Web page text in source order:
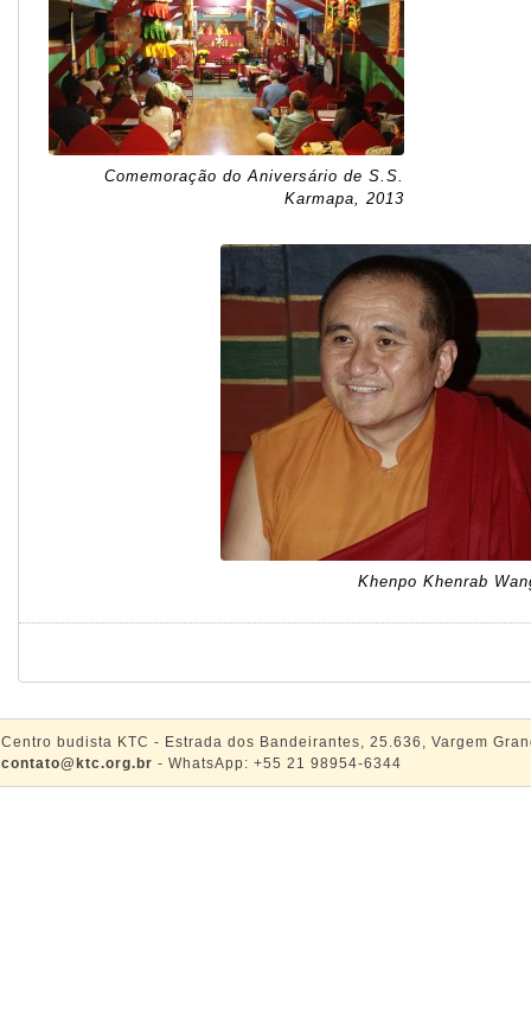
Comemoração do Aniversário de S.S.
Karmapa, 2013
Khenpo Khenrab
Centro budista KTC - Estrada dos Bandeirantes, 25.636, Vargem
contato@ktc.org.br - WhatsApp: +55 21 98954-6344